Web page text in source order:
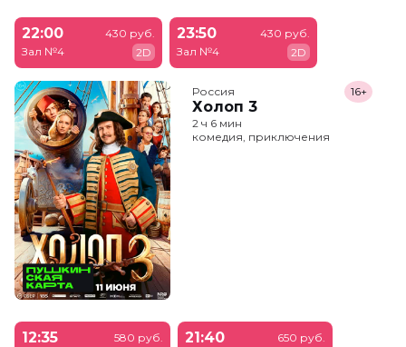
22:00
Зал №4
430 руб.
2D
23:50
Зал №4
430 руб.
2D
Россия
Холоп 3
16+
2 ч 6 мин
комедия, приключения
12:35
580 руб.
21:40
650 руб.